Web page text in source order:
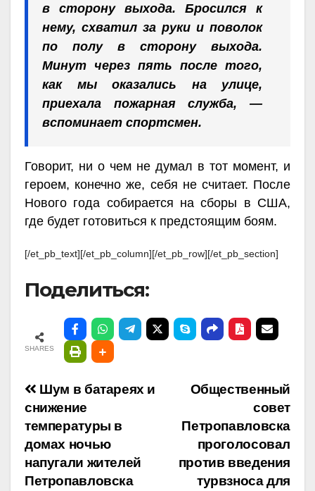
в сторону выхода. Бросился к
нему, схватил за руки и поволок
по полу в сторону выхода.
Минут через пять после того,
как мы оказались на улице,
приехала пожарная служба, —
вспоминает спортсмен.
Говорит, ни о чем не думал в тот момент, и
героем, конечно же, себя не считает. После
Нового года собирается на сборы в США,
где будет готовиться к предстоящим боям.
[/et_pb_text][/et_pb_column][/et_pb_row][/et_pb_section]
Поделиться:
SHARES
Навигация
по
записям
Общественный
совет
Петропавловска
проголосовал
против введения
турвзноса для
Шум в батареях и
снижение
температуры в
домах ночью
напугали жителей
Петропавловска